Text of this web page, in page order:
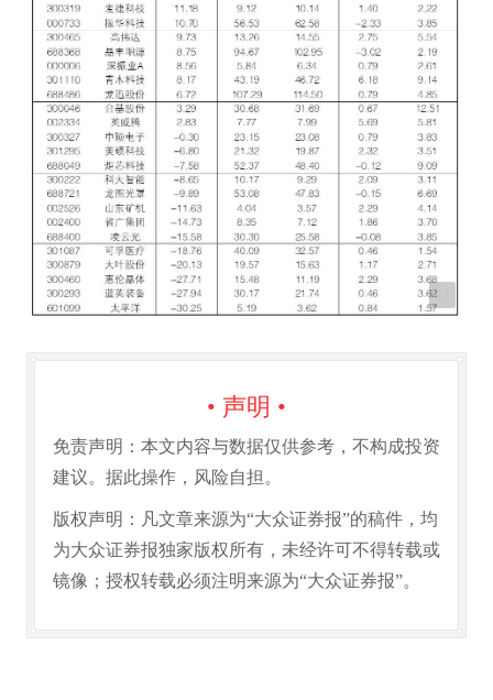
• 声明 •
免责声明：本文内容与数据仅供参考，不构成投资
建议。据此操作，风险自担。
版权声明：凡文章来源为“大众证券报”的稿件，均
为大众证券报独家版权所有，未经许可不得转载或
镜像；授权转载必须注明来源为“大众证券报”。